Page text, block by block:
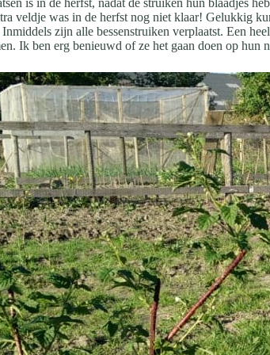
is in de herfst, nadat de struiken hun blaadjes
veldje was in de herfst nog niet klaar! Gelukkig
zijn alle bessenstruiken verplaatst. Een
Ik ben erg benieuwd of ze het gaan doen op hun